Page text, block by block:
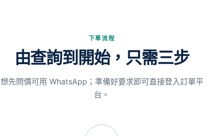
下單流程
由查詢到開始，只需三步
想先問價可用 WhatsApp；準備好要求即可直接登入訂單平
台。